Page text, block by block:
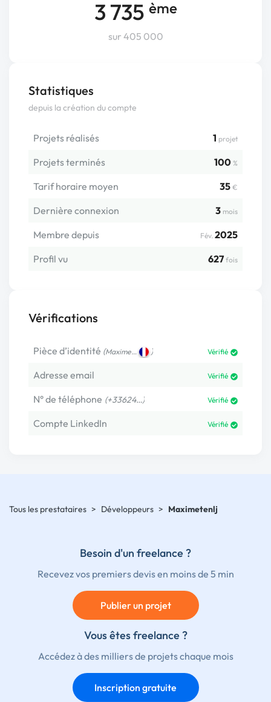
3 735 ème
sur 405 000
Statistiques
depuis la création du compte
Projets réalisés 1 projet
Projets terminés 100 %
Tarif horaire moyen 35 €
Dernière connexion 3 mois
Membre depuis Fév. 2025
Profil vu
627 fois
Vérifications
Pièce d’identité (Maxime… ) Vérifié
Adresse email Vérifié
N° de téléphone (+33624…) Vérifié
Compte LinkedIn Vérifié
Tous les prestataires > Développeurs > Maximetenlj
Besoin d'un freelance ?
Recevez vos premiers devis en moins de 5 min
Publier un projet
Vous êtes freelance ?
Accédez à des milliers de projets chaque mois
Inscription gratuite